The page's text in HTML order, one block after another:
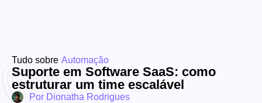
Tudo sobre Automação
Suporte em Software SaaS: como
estruturar um time escalável
Por Dionatha Rodrigues